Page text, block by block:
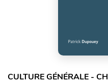
CULTURE GÉNÉRALE -